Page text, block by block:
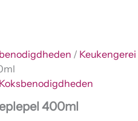
/ Keukengerei
Koksbenodigdheden
400ml